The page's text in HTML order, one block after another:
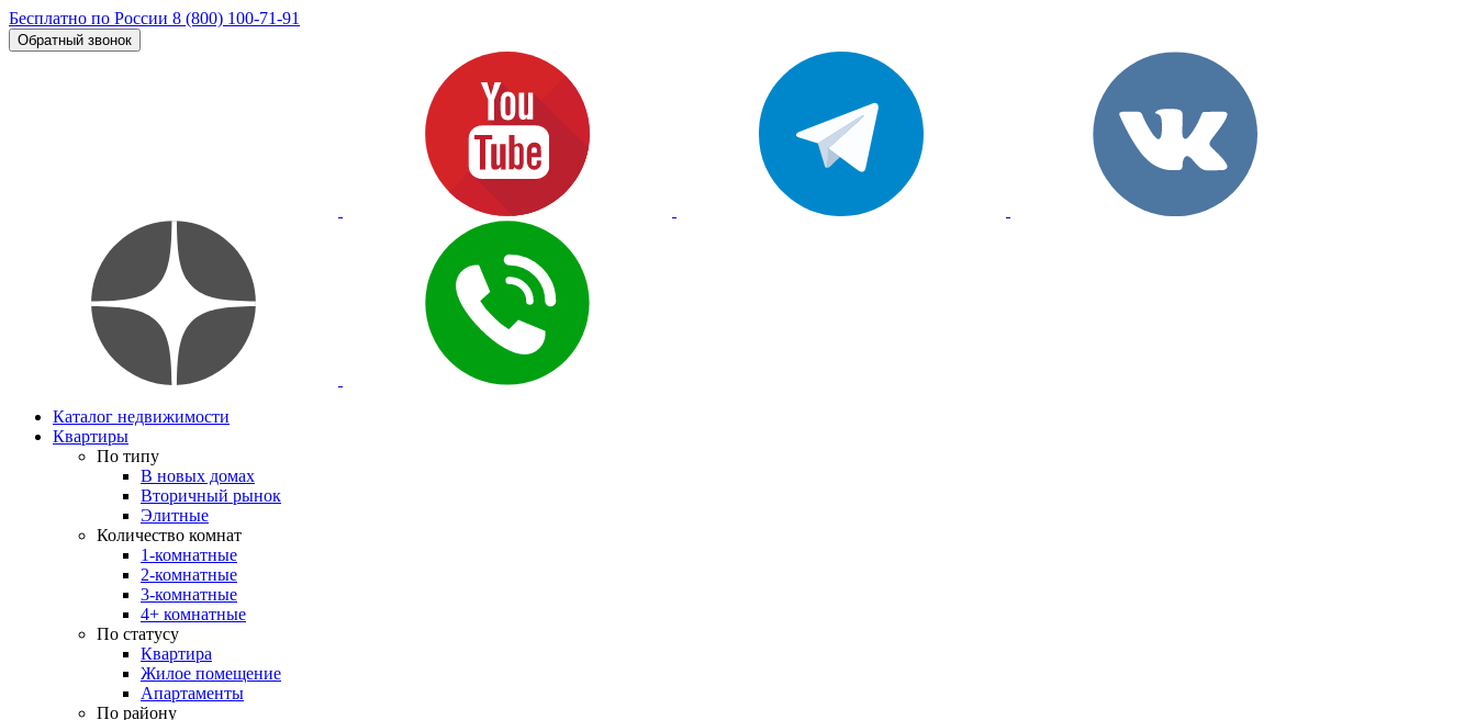
Бесплатно по России 8 (800) 100-71-91
Обратный звонок
Каталог недвижимости
Квартиры
По типу
В новых домах
Вторичный рынок
Элитные
Количество комнат
1-комнатные
2-комнатные
3-комнатные
4+ комнатные
По статусу
Квартира
Жилое помещение
Апартаменты
По району